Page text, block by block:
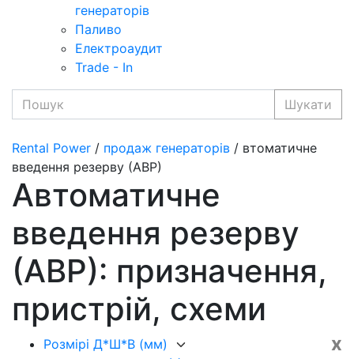
генераторів
Паливо
Електроаудит
Trade - In
Шукати
Rental Power / продаж генераторів / втоматичне
введення резерву (АВР)
Автоматичне
введення резерву
(АВР): призначення,
пристрій, схеми
x
Розмірі Д*Ш*В (мм)